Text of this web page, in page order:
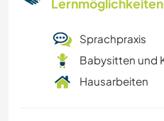
Lernmöglichkeiten
Sprachpraxis
Babysitten und
Hausarbeiten